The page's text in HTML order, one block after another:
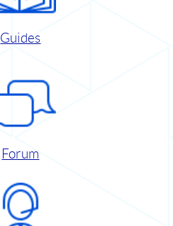
Guides
Forum